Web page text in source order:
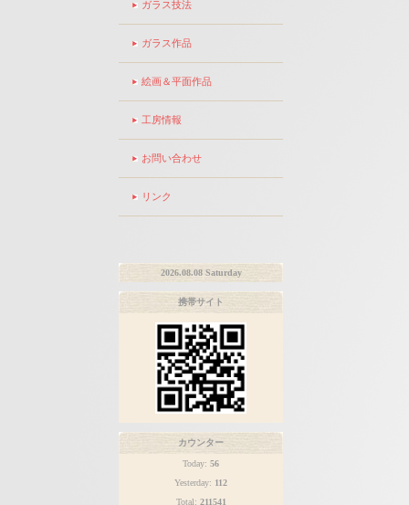
ガラス技法
ガラス作品
絵画＆平面作品
工房情報
お問い合わせ
リンク
2026.08.08 Saturday
携帯サイト
カウンター
Today: 56
Yesterday: 112
Total: 211541